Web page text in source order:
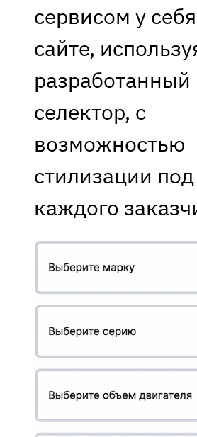
сервисом у
сайте,
селектор, с
возможностью
стилизации под
каждого